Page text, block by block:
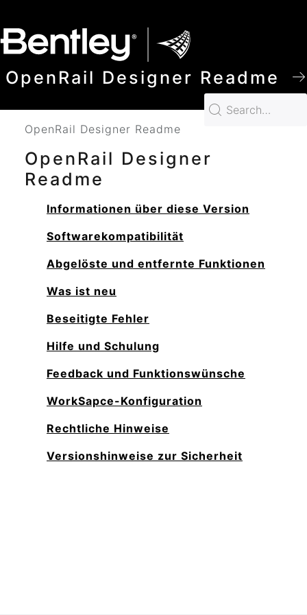
OpenRail Designer Readme
OpenRail Designer Readme
OpenRail Designer
Readme
Informationen über diese Version
Softwarekompatibilität
Abgelöste und entfernte Funktionen
Was ist neu
Beseitigte Fehler
Hilfe und Schulung
Feedback und Funktionswünsche
WorkSapce-Konfiguration
Rechtliche Hinweise
Versionshinweise zur Sicherheit